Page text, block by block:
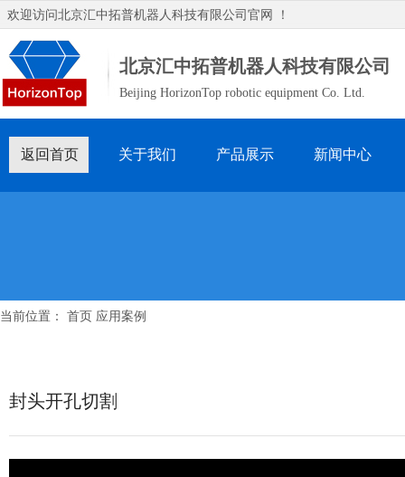
欢迎访问北京汇中拓普机器人科技有限公司 官网 ！
北京汇中拓普机器人科技有限公司
Beijing HorizonTop robotic equipment Co. Ltd.
返回首页 关于我们 产品展示 新闻中心
当前位置： 首页 应用案例
封头开孔切割